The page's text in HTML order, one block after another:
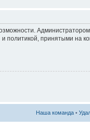
и политикой, принятыми на
Наша команда •